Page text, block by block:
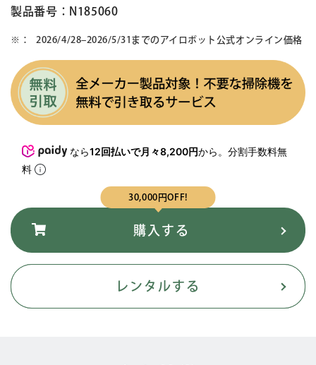
製品番号：N185060
2026/4/28–2026/5/31までのアイロボット公式オンライン価格
なら12回払いで月々8,200円から。分割手数料無
料
レンタルする
30,000円OFF!